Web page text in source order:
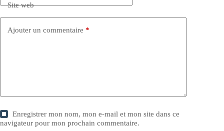
Site web
Ajouter un commentaire *
Enregistrer mon nom, mon e-mail et mon site dans ce
navigateur pour mon prochain commentaire.